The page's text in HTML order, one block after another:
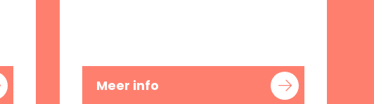
Meer info